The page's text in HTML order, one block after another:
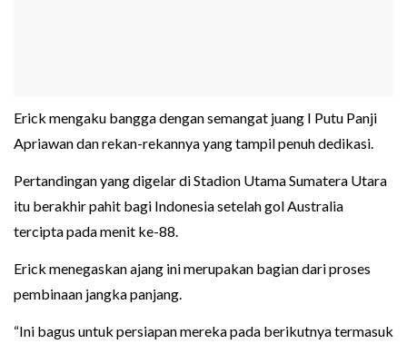
Erick mengaku bangga dengan semangat juang I Putu Panji
Apriawan dan rekan-rekannya yang tampil penuh dedikasi.
Pertandingan yang digelar di Stadion Utama Sumatera Utara
itu berakhir pahit bagi Indonesia setelah gol Australia
tercipta pada menit ke-88.
Erick menegaskan ajang ini merupakan bagian dari proses
pembinaan jangka panjang.
“Ini bagus untuk persiapan mereka pada berikutnya termasuk